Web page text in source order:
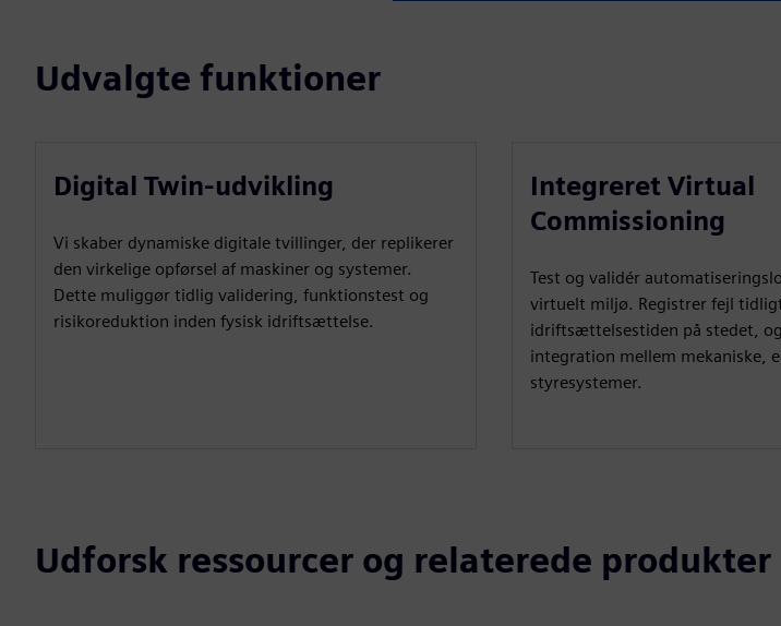
Udvalgte funktioner
Digital Twin-udvikling
Vi skaber dynamiske digitale tvillinger, der replikerer
den virkelige opførsel af maskiner og systemer.
Dette muliggør tidlig validering, funktionstest og
risikoreduktion inden fysisk idriftsættelse.
Integreret Virtual
Commissioning
Test og validér
virtuelt miljø. Registrer fejl
idriftsættelsestiden på stedet,
integration mellem mekaniske,
styresystemer.
Udforsk ressourcer og relaterede produkter